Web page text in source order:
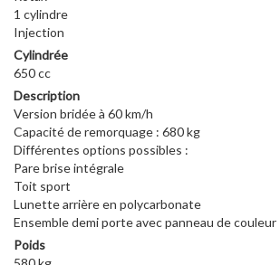
1 cylindre
Injection
Cylindrée
650 cc
Description
Version bridée à 60 km/h
Capacité de remorquage : 680 kg
Différentes options possibles :
Pare brise intégrale
Toit sport
Lunette arrière en polycarbonate
Ensemble demi porte avec panneau de couleur
Poids